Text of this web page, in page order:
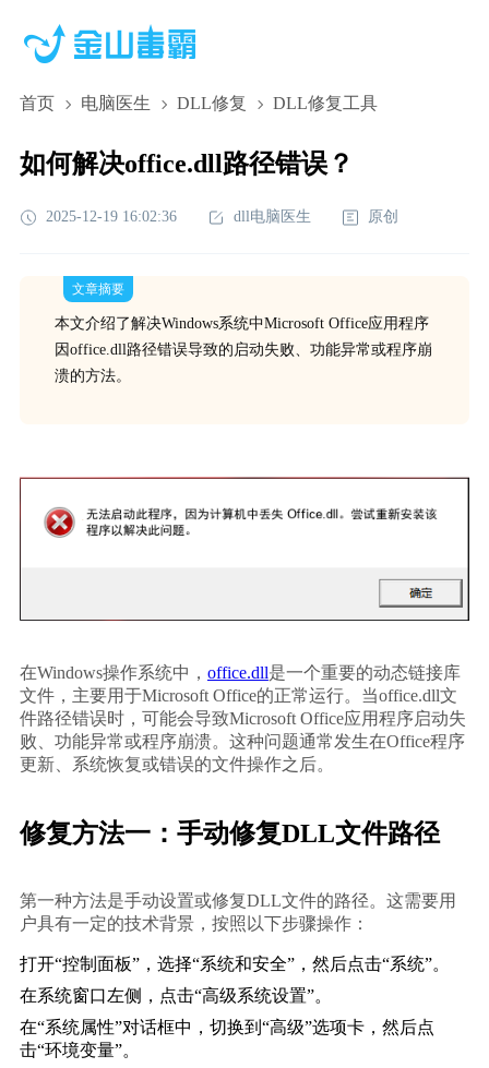
首页 电脑医生 DLL修复 DLL修复工具
如何解决office.dll路径错误？
2025-12-19 16:02:36 dll电脑医生 原创
文章摘要
本文介绍了解决Windows系统中Microsoft Office应用程序
因office.dll路径错误导致的启动失败、功能异常或程序崩
溃的方法。
在Windows操作系统中， office.dll是一个重要的动态链接库
文件，主要用于Microsoft Office的正常运行。当office.dll文
件路径错误时，可能会导致Microsoft Office应用程序启动失
败、功能异常或程序崩溃。这种问题通常发生在Office程序
更新、系统恢复或错误的文件操作之后。
修复方法一：手动修复DLL文件路径
第一种方法是手动设置或修复DLL文件的路径。这需要用
户具有一定的技术背景，按照以下步骤操作：
打开“控制面板”，选择“系统和安全”，然后点击“系统”。
在系统窗口左侧，点击“高级系统设置”。
在“系统属性”对话框中，切换到“高级”选项卡，然后点
击“环境变量”。